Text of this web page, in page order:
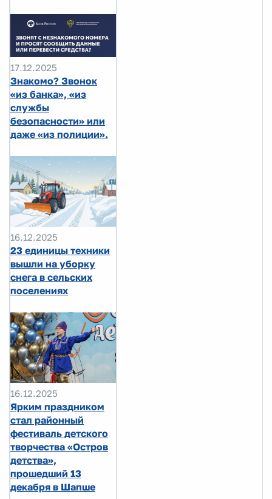
17.12.2025
Знакомо? Звонок
«из банка», «из
службы
безопасности» или
даже «из полиции».
16.12.2025
23 единицы техники
вышли на уборку
снега в сельских
поселениях
16.12.2025
Ярким праздником
стал районный
фестиваль детского
творчества «Остров
детства»,
прошедший 13
декабря в Шапше